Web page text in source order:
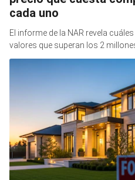
cada uno
El informe de la NAR revela
valores que superan los 2